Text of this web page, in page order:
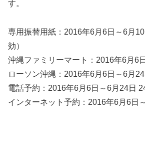
す。
専用振替用紙：2016年6月6日～6月
効）
沖縄ファミリーマート：2016年6月6
ローソン沖縄：2016年6月6日～6月
電話予約：2016年6月6日～6月24日
インターネット予約：2016年6月6日